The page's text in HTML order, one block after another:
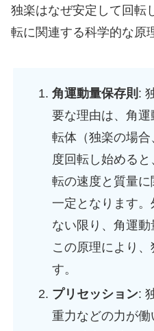
独楽はなぜ安定して回転
転に関連する科学的な原
角運動量保存則 :
要な理由は、角
転体（独楽の場
度回転し始める
転の速度と質量
一定となります
ない限り、角運動
この原理により
す。
プリセッション:
重力などの力が